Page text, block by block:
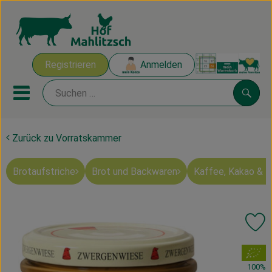
Registrieren Anmelden
Mobiles Menu öffnen oder
Ökokisten
Mahlitzscher Produkte
Ökokisten
Obst & Gemüse
Zurück zu Vorratskammer
Brotaufstriche Brot und Backwaren Kaffee, Kakao &
, Verband:
100%